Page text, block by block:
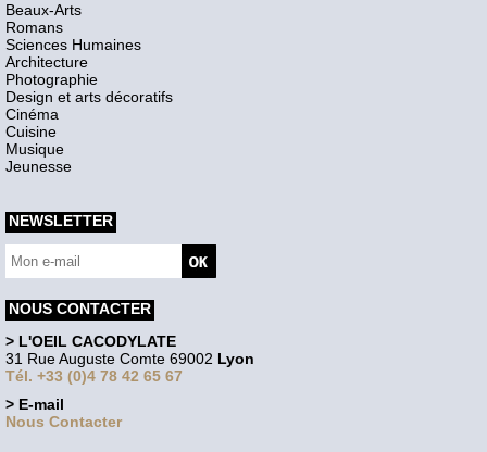
Beaux-Arts
Romans
Sciences Humaines
Architecture
Photographie
Design et arts décoratifs
Cinéma
Cuisine
Musique
Jeunesse
NEWSLETTER
NOUS CONTACTER
> L'OEIL CACODYLATE
31 Rue Auguste Comte 69002 Lyon
Tél. +33 (0)4 78 42 65 67
> E-mail
Nous Contacter